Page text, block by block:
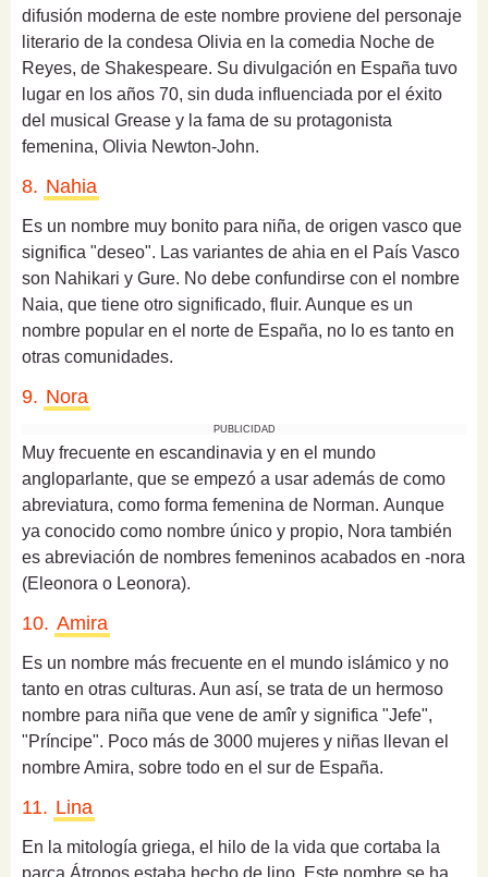
difusión moderna de este nombre proviene del personaje
literario de la condesa Olivia en la comedia Noche de
Reyes, de Shakespeare. Su divulgación en España tuvo
lugar en los años 70, sin duda influenciada por el éxito
del musical Grease y la fama de su protagonista
femenina, Olivia Newton-John.
8. Nahia
Es un nombre muy bonito para niña, de origen vasco que
significa "deseo". Las variantes de ahia en el País Vasco
son Nahikari y Gure. No debe confundirse con el nombre
Naia, que tiene otro significado, fluir. Aunque es un
nombre popular en el norte de España, no lo es tanto en
otras comunidades.
9. Nora
PUBLICIDAD
Muy frecuente en escandinavia y en el mundo
angloparlante, que se empezó a usar además de como
abreviatura, como forma femenina de Norman. Aunque
ya conocido como nombre único y propio, Nora también
es abreviación de nombres femeninos acabados en -nora
(Eleonora o Leonora).
10. Amira
Es un nombre más frecuente en el mundo islámico y no
tanto en otras culturas. Aun así, se trata de un hermoso
nombre para niña que vene de amîr y significa "Jefe",
"Príncipe". Poco más de 3000 mujeres y niñas llevan el
nombre Amira, sobre todo en el sur de España.
11. Lina
En la mitología griega, el hilo de la vida que cortaba la
parca Átropos estaba hecho de lino. Este nombre se ha